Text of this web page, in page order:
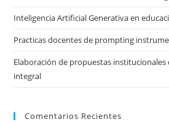
Inteligencia Artificial Generativa en
Practicas docentes de prompting
Elaboración de propuestas
integral
Comentarios Recientes